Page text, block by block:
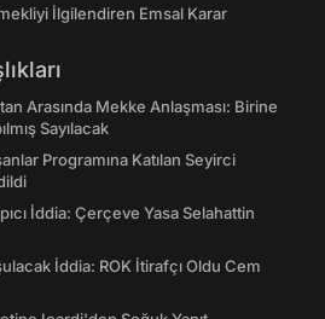
İlgilendiren Emsal Karar
Arasında Mekke Anlaşması: Birine
Sayılacak
Programına Katılan Seyirci
İddia: Çerçeve Yasa Selahattin
İddia: ROK İtirafçı Oldu Cem